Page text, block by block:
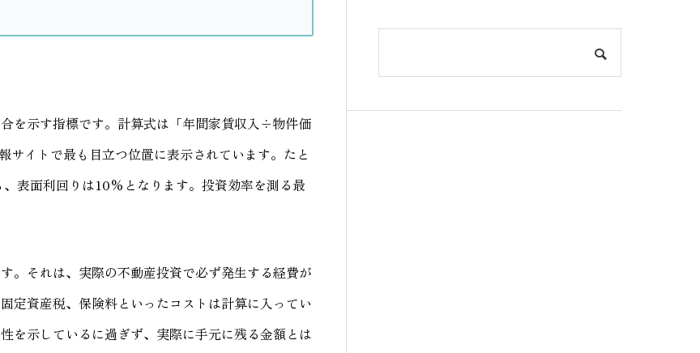
を示す指標です。計算式は「年間家賃収入÷物件価
イトで最も目立つ位置に表示されています。たと
表面利回りは10%となります。投資効率を測る最
。それは、実際の不動産投資で必ず発生する経費が
定資産税、保険料といったコストは計算に入ってい
を示しているに過ぎず、実際に手元に残る金額とは